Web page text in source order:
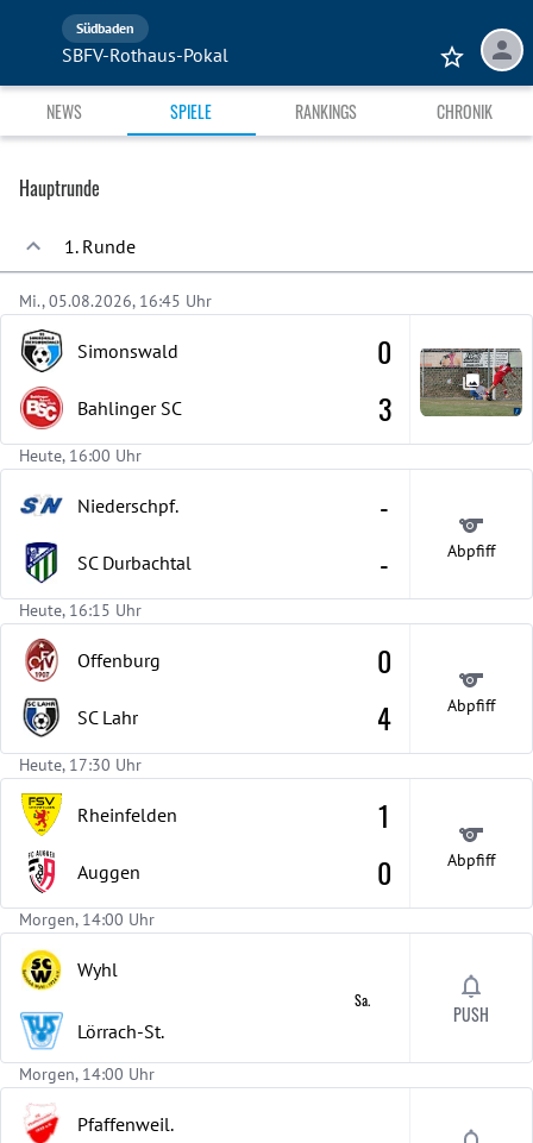
Südbaden
SBFV-Rothaus-Pokal
NEWS SPIELE RANKINGS CHRONIK
Hauptrunde
1. Runde
Mi., 05.08.2026, 16:45 Uhr
Simonswald
Bahlinger SC
0
3
Heute, 16:00 Uhr
Niederschpf.
SC Durbachtal
-
-
Abpfiff
Heute, 16:15 Uhr
Offenburg
SC Lahr
0
4
Abpfiff
Heute, 17:30 Uhr
Rheinfelden
Auggen
1
0
Abpfiff
Morgen, 14:00 Uhr
Wyhl
Lörrach-St.
Sa.
PUSH
Morgen, 14:00 Uhr
Pfaffenweil.